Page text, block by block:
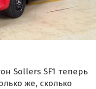
Sollers SF1 теперь
же, сколько